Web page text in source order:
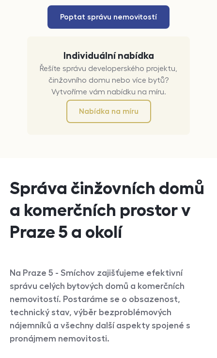
Poptat správu nemovitostí
Individuální nabídka
Řešíte správu developerského projektu,
činžovního domu nebo více bytů?
Vytvoříme vám nabídku na míru.
Nabídka na míru
Správa činžovních domů
a komerčních prostor v
Praze 5 a okolí
Na Praze 5 - Smíchov zajišťujeme efektivní
správu celých bytových domů a komerčních
nemovitostí. Postaráme se o obsazenost,
technický stav, výběr bezproblémových
nájemníků a všechny další aspekty spojené s
pronájmem nemovitosti.